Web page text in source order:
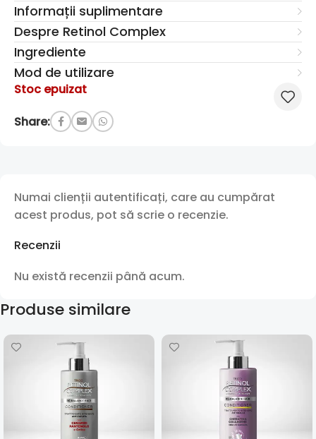
Informații suplimentare
Despre Retinol Complex
Ingrediente
Mod de utilizare
Stoc epuizat
Share:
Recenzii
Nu există recenzii până acum.
Numai clienții autentificați, care au cumpărat
acest produs, pot să scrie o recenzie.
Produse similare